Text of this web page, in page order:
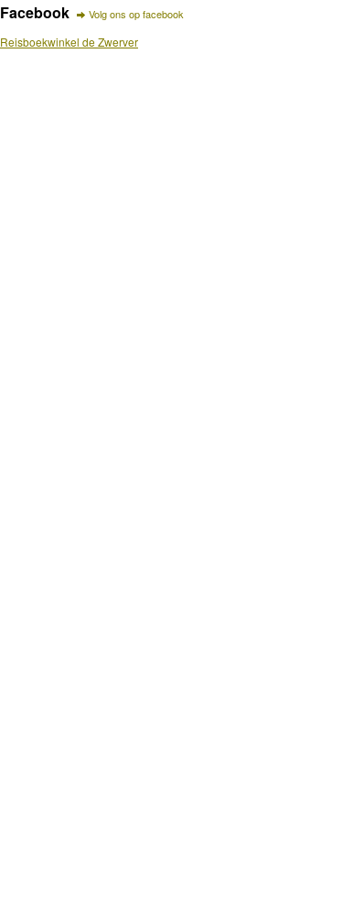
Facebook Volg ons op facebook
Reisboekwinkel de Zwerver